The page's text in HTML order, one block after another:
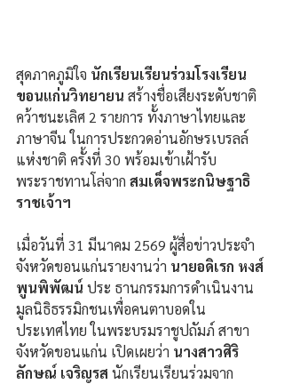
สุดภาคภูมิใจ นักเรียนเรียนร่วมโรงเรียน
ขอนแก่นวิทยายน สร้างชื่อเสียงระดับชาติ
คว้าชนะเลิศ 2 รายการ ทั้งภาษาไทยและ
ภาษาจีน ในการประกวดอ่านอักษรเบรลล์
แห่งชาติ ครั้งที่ 30 พร้อมเข้าเฝ้ารับ
พระราชทานโล่จาก สมเด็จพระกนิษฐาธิ
ราชเจ้าฯ
เมื่อวันที่ 31 มีนาคม 2569 ผู้สื่อข่าวประจำ
จังหวัดขอนแก่นรายงานว่า นายอดิเรก หงส์
พูนพิพัฒน์ ประ ธานกรรมการดำเนินงาน
มูลนิธิธรรมิกชนเพื่อคนตาบอดใน
ประเทศไทย ในพระบรมราชูปถัมภ์ สาขา
จังหวัดขอนแก่น เปิดเผยว่า นางสาวศิริ
ลักษณ์ เจริญรส นักเรียนเรียนร่วมจาก